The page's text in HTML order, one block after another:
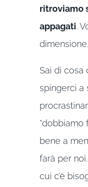
ritroviamo
appagati.
dimensione.
Sai di cosa
spingerci a
“dobbiamo
bene a
farà per
cui c’è